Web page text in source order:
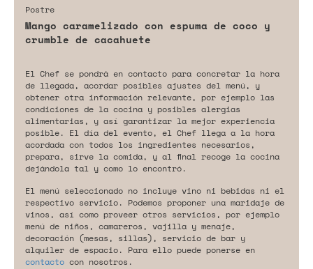
Postre
Mango caramelizado con espuma de coco y
crumble de cacahuete
El Chef se pondrá en contacto para concretar la hora
de llegada, acordar posibles ajustes del menú, y
obtener otra información relevante, por ejemplo las
condiciones de la cocina y posibles alergias
alimentarias, y así garantizar la mejor experiencia
posible. El día del evento, el Chef llega a la hora
acordada con todos los ingredientes necesarios,
prepara, sirve la comida, y al final recoge la cocina
dejándola tal y como lo encontró.
El menú seleccionado no incluye vino ni bebidas ni el
respectivo servicio. Podemos proponer una maridaje de
vinos, así como proveer otros servicios, por ejemplo
menú de niños, camareros, vajilla y menaje,
decoración (mesas, sillas), servicio de bar y
alquiler de espacio. Para ello puede ponerse en
contacto con nosotros.